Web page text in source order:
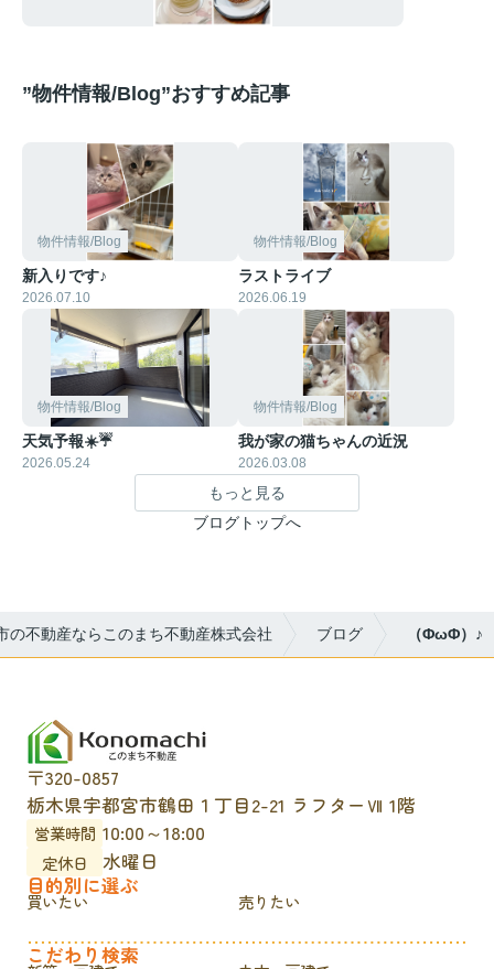
”物件情報/Blog”おすすめ記事
物件情報/Blog
新入りです♪
2026.07.10
物件情報/Blog
ラストライブ
2026.06.19
物件情報/Blog
天気予報☀️☔
2026.05.24
物件情報/Blog
我が家の猫ちゃんの近況
2026.03.08
もっと見る
ブログトップへ
の不動産ならこのまち不動産株式会社 ブログ （ΦωΦ）♪
〒320-0857
栃木県宇都宮市鶴田１丁目2-21 ラフターⅦ 1階
営業時間 10:00～18:00
定休日
水曜日
目的別に選ぶ
買いたい 売りたい
こだわり検索